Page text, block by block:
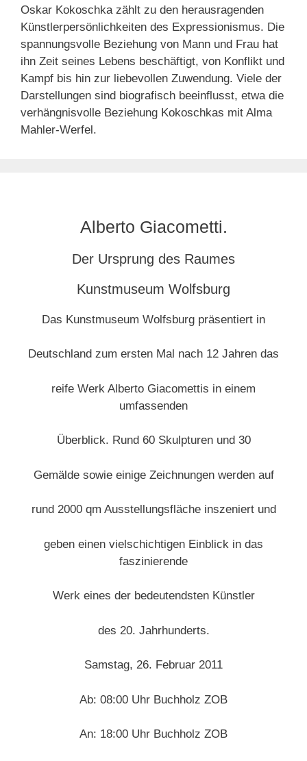
Oskar Kokoschka zählt zu den herausragenden
Künstlerpersönlichkeiten des Expressionismus. Die
spannungsvolle Beziehung von Mann und Frau hat
ihn Zeit seines Lebens beschäftigt, von Konflikt und
Kampf bis hin zur liebevollen Zuwendung. Viele der
Darstellungen sind biografisch beeinflusst, etwa die
verhängnisvolle Beziehung Kokoschkas mit Alma
Mahler-Werfel.
Alberto Giacometti.
Der Ursprung des Raumes
Kunstmuseum Wolfsburg
Das Kunstmuseum Wolfsburg präsentiert in
Deutschland zum ersten Mal nach 12 Jahren das
reife Werk Alberto Giacomettis in einem
umfassenden
Überblick. Rund 60 Skulpturen und 30
Gemälde sowie einige Zeichnungen werden auf
rund 2000 qm Ausstellungsfläche inszeniert und
geben einen vielschichtigen Einblick in das
faszinierende
Werk eines der bedeutendsten Künstler
des 20. Jahrhunderts.
Samstag, 26. Februar 2011
Ab: 08:00 Uhr Buchholz ZOB
An: 18:00 Uhr Buchholz ZOB